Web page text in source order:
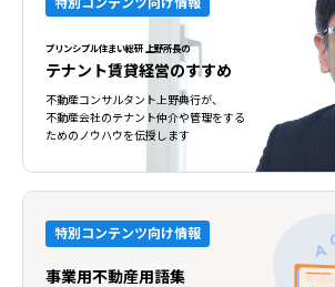
特別コンテンツ向け情報
プリンシプル住まい総研 上野所長の
テナント賃貸経営のすすめ
不動産コンサルタント上野典行が、
不動産会社のテナント仲介や管理をする
ためのノウハウを伝授します
特別コンテンツ向け情報
事業用不動産用語集